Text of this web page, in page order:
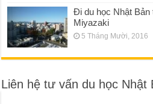
Đi du học Nhật
Miyazaki
5 Tháng Mười, 2016
Liên hệ tư vấn du học Nhật